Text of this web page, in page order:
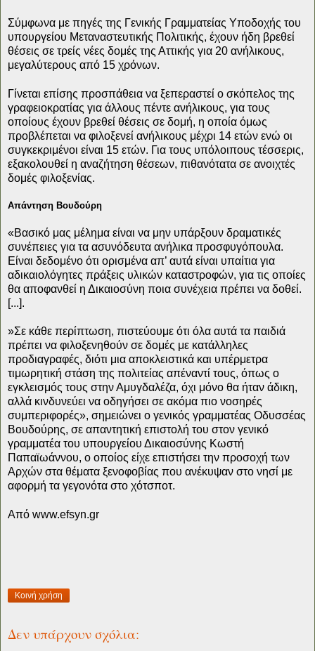
Σύμφωνα με πηγές της Γενικής Γραμματείας Υποδοχής του
υπουργείου Μεταναστευτικής Πολιτικής, έχουν ήδη βρεθεί
θέσεις σε τρείς νέες δομές της Αττικής για 20 ανήλικους,
μεγαλύτερους από 15 χρόνων.
Γίνεται επίσης προσπάθεια να ξεπεραστεί ο σκόπελος της
γραφειοκρατίας για άλλους πέντε ανήλικους, για τους
οποίους έχουν βρεθεί θέσεις σε δομή, η οποία όμως
προβλέπεται να φιλοξενεί ανήλικους μέχρι 14 ετών ενώ οι
συγκεκριμένοι είναι 15 ετών. Για τους υπόλοιπους τέσσερις,
εξακολουθεί η αναζήτηση θέσεων, πιθανότατα σε ανοιχτές
δομές φιλοξενίας.
Απάντηση Βουδούρη
«Βασικό μας μέλημα είναι να μην υπάρξουν δραματικές
συνέπειες για τα ασυνόδευτα ανήλικα προσφυγόπουλα.
Είναι δεδομένο ότι ορισμένα απ’ αυτά είναι υπαίτια για
αδικαιολόγητες πράξεις υλικών καταστροφών, για τις οποίες
θα αποφανθεί η Δικαιοσύνη ποια συνέχεια πρέπει να δοθεί.
[...].
»Σε κάθε περίπτωση, πιστεύουμε ότι όλα αυτά τα παιδιά
πρέπει να φιλοξενηθούν σε δομές με κατάλληλες
προδιαγραφές, διότι μια αποκλειστικά και υπέρμετρα
τιμωρητική στάση της πολιτείας απέναντί τους, όπως ο
εγκλεισμός τους στην Αμυγδαλέζα, όχι μόνο θα ήταν άδικη,
αλλά κινδυνεύει να οδηγήσει σε ακόμα πιο νοσηρές
συμπεριφορές», σημειώνει ο γενικός γραμματέας Οδυσσέας
Βουδούρης, σε απαντητική επιστολή του στον γενικό
γραμματέα του υπουργείου Δικαιοσύνης Κωστή
Παπαϊωάννου, ο οποίος είχε επιστήσει την προσοχή των
Αρχών στα θέματα ξενοφοβίας που ανέκυψαν στο νησί με
αφορμή τα γεγονότα στο χότσποτ.
Από www.efsyn.gr
Κοινή χρήση
Δεν υπάρχουν σχόλια: